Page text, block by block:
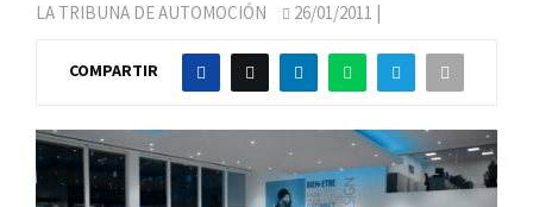
LA TRIBUNA DE AUTOMOCIÓN 26/01/2011 |
COMPARTIR